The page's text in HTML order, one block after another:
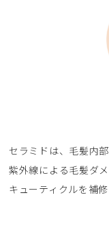
セラミドは、毛髪内
紫外線による毛髪ダ
キューティクルを補修